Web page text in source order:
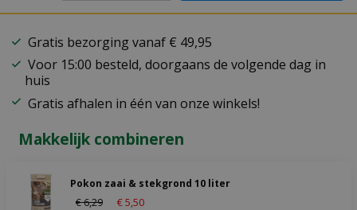
Gratis bezorging vanaf € 49,95
Voor 15:00 besteld, doorgaans de volgende dag in
huis
Gratis afhalen in één van onze winkels!
Makkelijk combineren
Pokon zaai & stekgrond 10 liter
€6,29 €5 50